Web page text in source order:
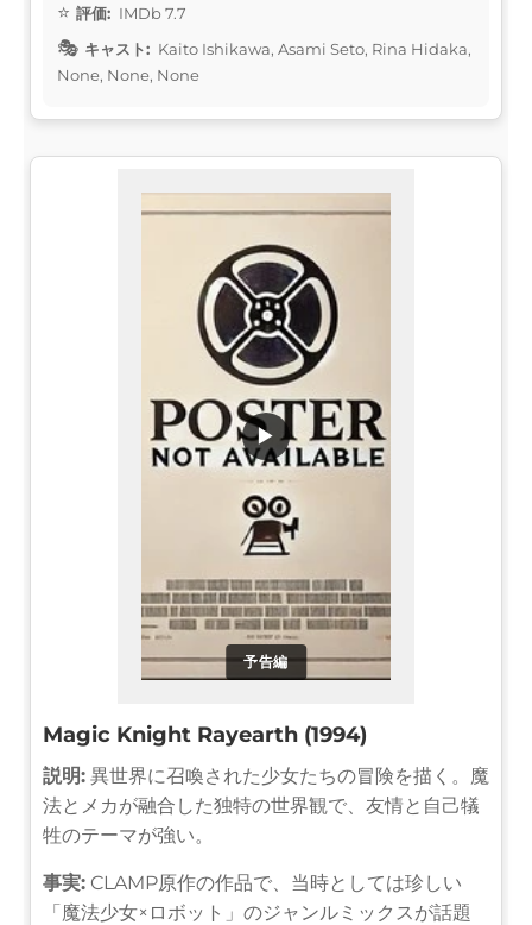
評価: IMDb 7.7
キャスト: Kaito Ishikawa, Asami Seto, Rina Hidaka,
None, None, None
予告編
▶
Magic Knight Rayearth (1994)
説明: 異世界に召喚された少女たちの冒険を描く。魔
法とメカが融合した独特の世界観で、友情と自己犠
牲のテーマが強い。
事実: CLAMP原作の作品で、当時としては珍しい
「魔法少女×ロボット」のジャンルミックスが話題